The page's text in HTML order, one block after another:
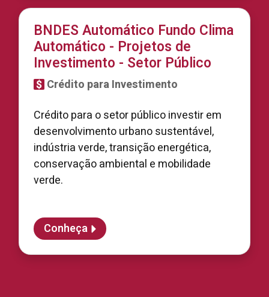
BNDES Automático Fundo Clima
Automático - Projetos de
Investimento - Setor Público
Crédito para Investimento
Crédito para o setor público investir em
desenvolvimento urbano sustentável,
indústria verde, transição energética,
conservação ambiental e mobilidade
verde.
Conheça